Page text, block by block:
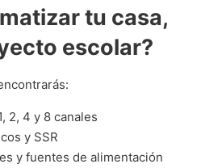
tu casa,
escolar?
2, 4 y 8 canales
y SSR
y fuentes de alimentación